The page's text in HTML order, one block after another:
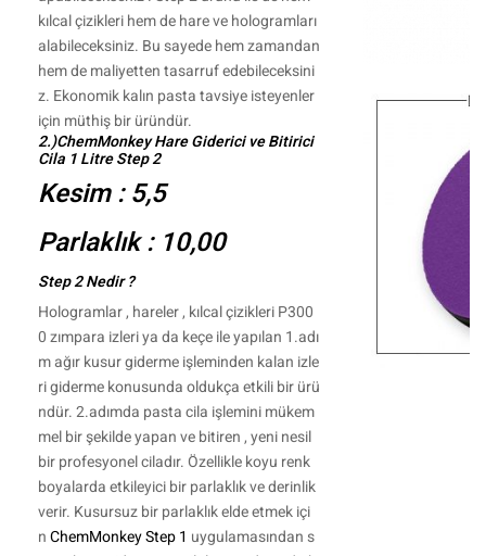
kılcal çizikleri hem de hare ve hologramları
alabileceksiniz. Bu sayede hem zamandan
hem de maliyetten tasarruf edebileceksini
z. Ekonomik kalın pasta tavsiye isteyenler
için müthiş bir üründür.
2.)ChemMonkey Hare Giderici ve Bitirici
Cila 1 Litre Step 2
Kesim : 5,5
Parlaklık : 10,00
Step 2 Nedir ?
Hologramlar , hareler , kılcal çizikleri P300
0 zımpara izleri ya da keçe ile yapılan 1.adı
m ağır kusur giderme işleminden kalan izle
ri giderme konusunda oldukça etkili bir ürü
ndür. 2.adımda pasta cila işlemini mükem
mel bir şekilde yapan ve bitiren , yeni nesil
bir profesyonel ciladır. Özellikle koyu renk
boyalarda etkileyici bir parlaklık ve derinlik
verir. Kusursuz bir parlaklık elde etmek içi
nChemMonkey Step 1 uygulamasından s